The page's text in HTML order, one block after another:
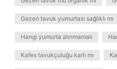
Gezen tavuk yumurtası sağlıklı mı
Hangi yumurta alınmamalı
Kafes tavukçuluğu karlı mı